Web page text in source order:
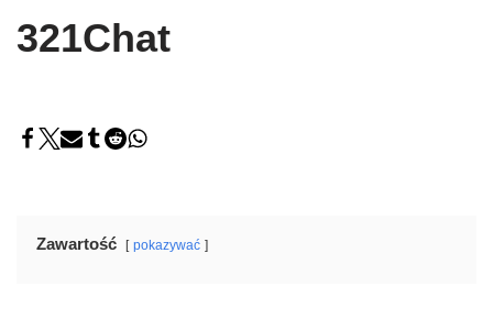
321Chat
Zawartość pokazywać